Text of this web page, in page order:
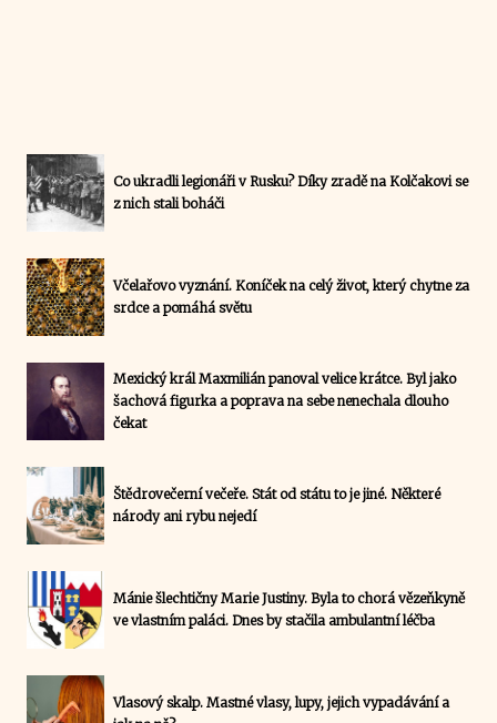
Co ukradli legionáři v Rusku? Díky zradě na Kolčakovi se
z nich stali boháči
Včelařovo vyznání. Koníček na celý život, který chytne za
srdce a pomáhá světu
Mexický král Maxmilián panoval velice krátce. Byl jako
šachová figurka a poprava na sebe nenechala dlouho
čekat
Štědrovečerní večeře. Stát od státu to je jiné. Některé
národy ani rybu nejedí
Mánie šlechtičny Marie Justiny. Byla to chorá vězeňkyně
ve vlastním paláci. Dnes by stačila ambulantní léčba
Vlasový skalp. Mastné vlasy, lupy, jejich vypadávání a